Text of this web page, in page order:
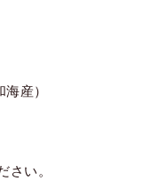
産）
い。